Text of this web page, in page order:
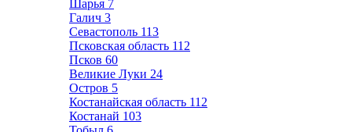
Шарья 7
Галич 3
Севастополь 113
Псковская область 112
Псков 60
Великие Луки 24
Остров 5
Костанайская область 112
Костанай 103